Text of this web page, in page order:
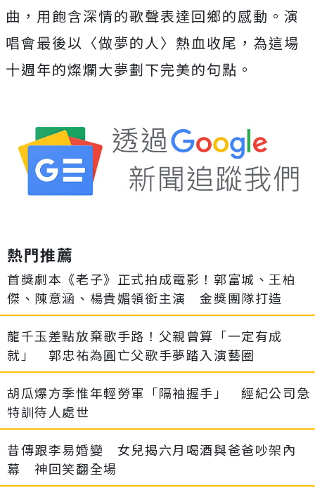
曲， 用飽含深情的歌聲表達回鄉的感動。演
唱會最後以〈做夢的人〉 熱血收尾，為這場
十週年的燦爛大夢劃下完美的句點。
熱門推薦
首獎劇本《老子》正式拍成電影！郭富城、王柏
傑、陳意涵、楊貴媚領銜主演 金獎團隊打造
龍千玉差點放棄歌手路！父親曾算「一定有成
就」 郭忠祐為圓亡父歌手夢踏入演藝圈
胡瓜爆方季惟年輕勞軍「隔袖握手」 經紀公司急
特訓待人處世
昔傳跟李易婚變 女兒揭六月喝酒與爸爸吵架內
幕 神回笑翻全場